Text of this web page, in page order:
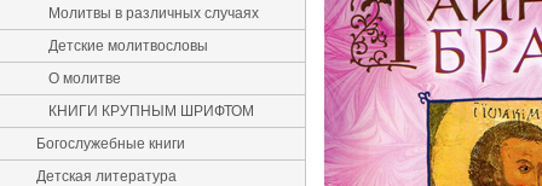
Молитвы в различных случаях
Детские молитвословы
О молитве
КНИГИ КРУПНЫМ ШРИФТОМ
Богослужебные книги
Детская литература